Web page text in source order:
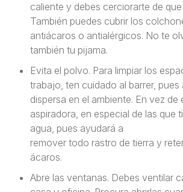
caliente y debes cerciorarte de
También puedes cubrir los
antiácaros o antialérgicos. No te
también tu pijama.
Evita el polvo. Para limpiar los
trabajo, ten cuidado al barrer, pues
dispersa en el ambiente. En vez de
aspiradora, en especial de las que
agua, pues ayudará a
remover todo rastro de tierra y
ácaros.
Abre las ventanas. Debes ventilar